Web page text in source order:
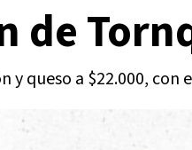
de
y queso a $22.000,